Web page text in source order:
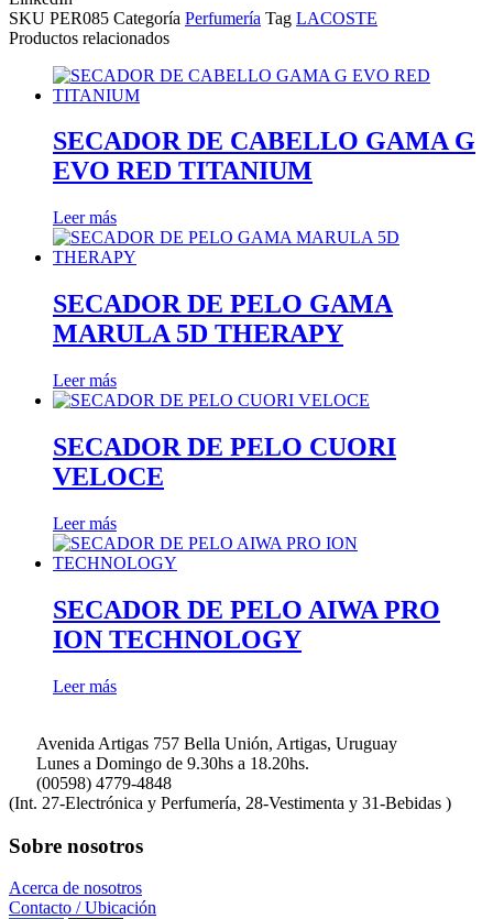
SKU PER085 Categoría Perfumería Tag LACOSTE
Productos relacionados
SECADOR DE CABELLO GAMA G
EVO RED TITANIUM
Leer más
SECADOR DE PELO GAMA
MARULA 5D THERAPY
Leer más
SECADOR DE PELO CUORI
VELOCE
Leer más
SECADOR DE PELO AIWA PRO
ION TECHNOLOGY
Leer más
Avenida Artigas 757 Bella Unión, Artigas, Uruguay
Lunes a Domingo de 9.30hs a 18.20hs.
(00598) 4779-4848
(Int. 27-Electrónica y Perfumería, 28-Vestimenta y 31-Bebidas )
Sobre nosotros
Acerca de nosotros
Contacto / Ubicación